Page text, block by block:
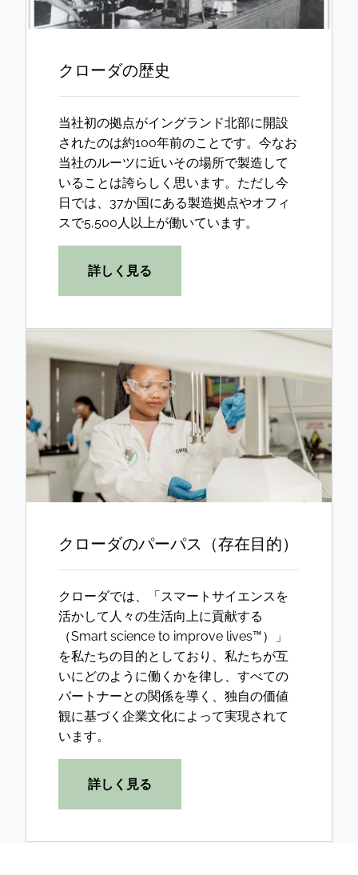
クローダの歴史
当社初の拠点がイングランド北部に開設
されたのは約100年前のことです。今なお
当社のルーツに近いその場所で製造して
いることは誇らしく思います。ただし今
日では、37か国にある製造拠点やオフィ
スで5,500人以上が働いています。
詳しく見る
クローダのパーパス（存在目的）
クローダでは、「スマートサイエンスを
活かして人々の生活向上に貢献する
（Smart science to improve lives™）」
を私たちの目的としており、私たちが互
いにどのように働くかを律し、すべての
パートナーとの関係を導く、独自の価値
観に基づく企業文化によって実現されて
います。
詳しく見る